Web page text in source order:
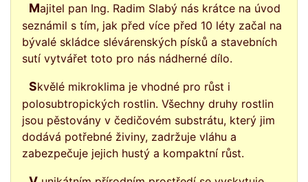
Majitel pan Ing. Radim Slabý nás krátce na úvod
seznámil s tím, jak před více před 10 léty začal na
bývalé skládce slévárenských písků a stavebních
sutí vytvářet toto pro nás nádherné dílo.
Skvělé mikroklima je vhodné pro růst i
polosubtropických rostlin. Všechny druhy rostlin
jsou pěstovány v čedičovém substrátu, který jim
dodává potřebné živiny, zadržuje vláhu a
zabezpečuje jejich hustý a kompaktní růst.